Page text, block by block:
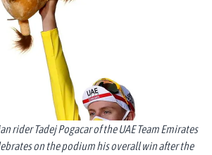
rider Tadej Pogacar of the UAE Team Emirates
on the podium his overall win after the